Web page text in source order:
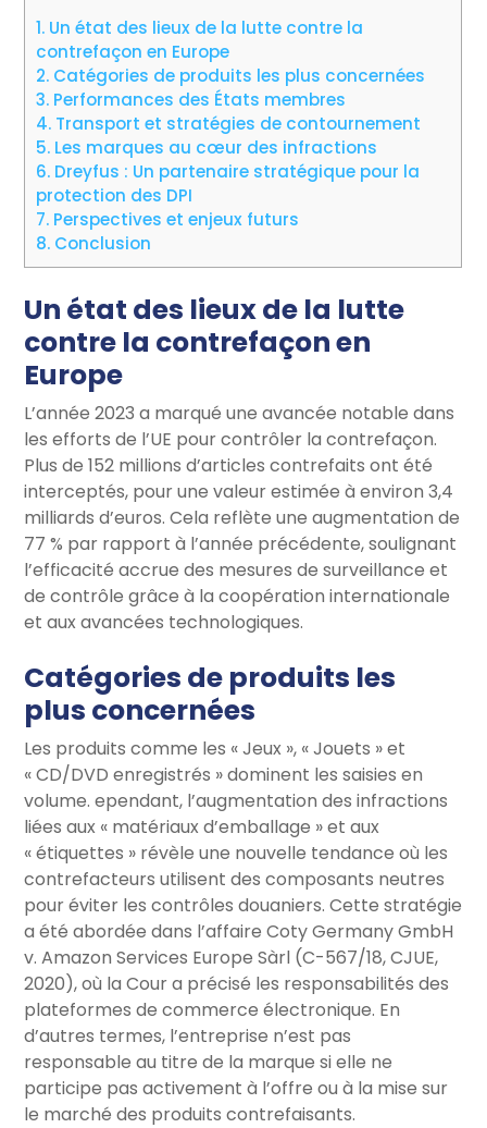
1. Un état des lieux de la lutte contre la
contrefaçon en Europe
2. Catégories de produits les plus concernées
3. Performances des États membres
4. Transport et stratégies de contournement
5. Les marques au cœur des infractions
6. Dreyfus : Un partenaire stratégique pour la
protection des DPI
7. Perspectives et enjeux futurs
8. Conclusion
Un état des lieux de la lutte
contre la contrefaçon en
Europe
L’année 2023 a marqué une avancée notable dans
les efforts de l’UE pour contrôler la contrefaçon.
Plus de 152 millions d’articles contrefaits ont été
interceptés, pour une valeur estimée à environ 3,4
milliards d’euros. Cela reflète une augmentation de
77 % par rapport à l’année précédente, soulignant
l’efficacité accrue des mesures de surveillance et
de contrôle grâce à la coopération internationale
et aux avancées technologiques.
Catégories de produits les
plus concernées
Les produits comme les « Jeux », « Jouets » et
« CD/DVD enregistrés » dominent les saisies en
volume. ependant, l’augmentation des infractions
liées aux « matériaux d’emballage » et aux
« étiquettes » révèle une nouvelle tendance où les
contrefacteurs utilisent des composants neutres
pour éviter les contrôles douaniers. Cette stratégie
a été abordée dans l’affaire Coty Germany GmbH
v. Amazon Services Europe Sàrl (C-567/18, CJUE,
2020), où la Cour a précisé les responsabilités des
plateformes de commerce électronique. En
d’autres termes, l’entreprise n’est pas
responsable au titre de la marque si elle ne
participe pas activement à l’offre ou à la mise sur
le marché des produits contrefaisants.